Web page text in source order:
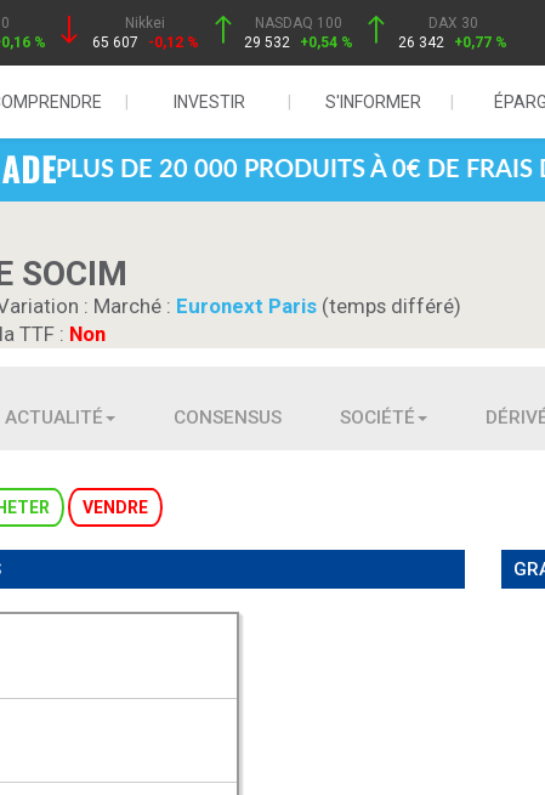
%
Nikkei
65 607
-0,12 %
NASDAQ 100
29 532
+0,54 %
DAX 30
26 342
+0,77 %
INVESTIR S'INFORMER
PLUS DE 20 000 PRODUITS À 0€ DE FRAIS
SOCIM
: Marché : Euronext Paris (temps différé)
TTF : Non
ACTUALITÉ CONSENSUS SOCIÉTÉ
VENDRE